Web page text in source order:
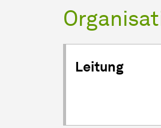
Leitung